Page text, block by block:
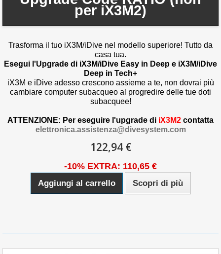
per iX3M2)
Trasforma il tuo iX3M/iDive nel modello superiore! Tutto da
casa tua.
Esegui l'Upgrade di iX3M/iDive Easy in Deep e iX3M/iDive
Deep in Tech+
iX3M e iDive adesso crescono assieme a te, non dovrai più
cambiare computer subacqueo al progredire delle tue doti
subacquee!
ATTENZIONE: Per eseguire l'upgrade di iX3M2 contatta
elettronica.assistenza@divesystem.com
122,94 €
-10% EXTRA: 110,65 €
Aggiungi al carrello Scopri di più